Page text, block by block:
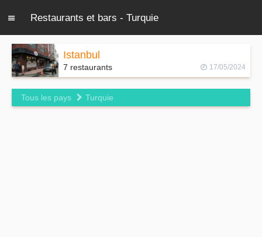
Restaurants et bars - Turquie
Istanbul
7 restaurants 17/05/2024
Tous les pays Turquie